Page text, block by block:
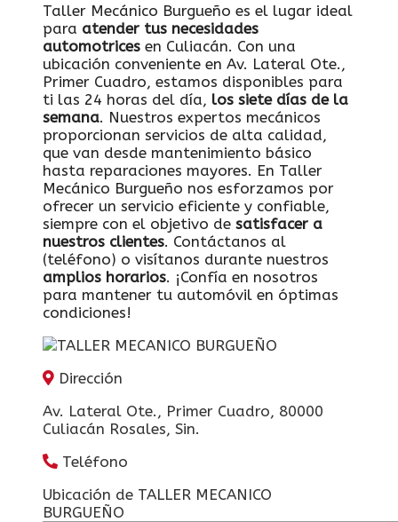
Taller Mecánico Burgueño es el lugar ideal
para atender tus necesidades
automotrices en Culiacán. Con una
ubicación conveniente en Av. Lateral Ote.,
Primer Cuadro, estamos disponibles para
ti las 24 horas del día, los siete días de la
semana. Nuestros expertos mecánicos
proporcionan servicios de alta calidad,
que van desde mantenimiento básico
hasta reparaciones mayores. En Taller
Mecánico Burgueño nos esforzamos por
ofrecer un servicio eficiente y confiable,
siempre con el objetivo de satisfacer a
nuestros clientes. Contáctanos al
(teléfono) o visítanos durante nuestros
amplios horarios. ¡Confía en nosotros
para mantener tu automóvil en óptimas
condiciones!
Dirección
Av. Lateral Ote., Primer Cuadro, 80000
Culiacán Rosales, Sin.
Teléfono
Ubicación de TALLER MECANICO
BURGUEÑO